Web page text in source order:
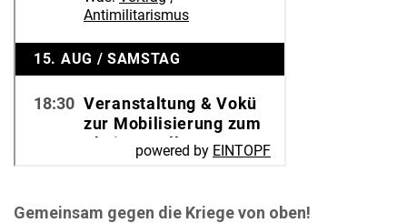
Gemeinsam gegen die Kriege von oben!